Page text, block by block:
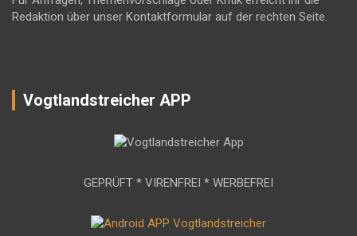
Redaktion über unser Kontaktformular auf der rechten Seite.
Vogtlandstreicher APP
GEPRÜFT * VIRENFREI * WERBEFREI